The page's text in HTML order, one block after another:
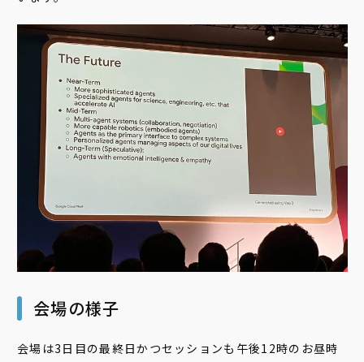
会場の様子
会場は3日目の最終日かつセッションも午後12時のお昼時